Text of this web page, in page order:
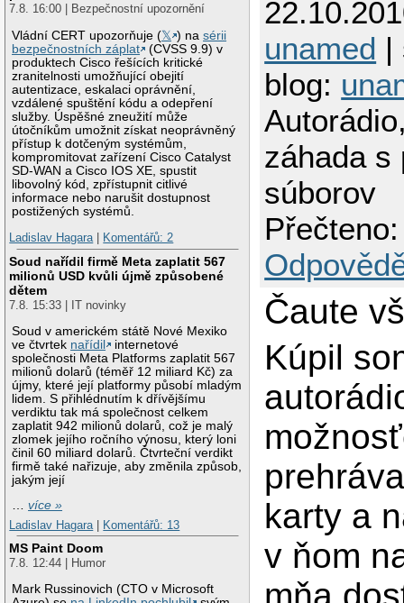
7.8. 16:00 | Bezpečnostní upozornění
Vládní CERT upozorňuje (𝕏 ) nasérii
bezpečnostních záplat
(CVSS 9.9) v
produktech Cisco řešících kritické
zranitelnosti umožňující obejití
autentizace, eskalaci oprávnění,
vzdálené spuštění kódu a odepření
služby. Úspěšné zneužití může
útočníkům umožnit získat neoprávněný
přístup k dotčeným systémům,
kompromitovat zařízení Cisco Catalyst
SD-WAN a Cisco IOS XE, spustit
libovolný kód, zpřístupnit citlivé
informace nebo narušit dostupnost
postižených systémů.
Ladislav Hagara| Komentářů: 2
Soud nařídil firmě Meta zaplatit 567
milionů USD kvůli újmě způsobené
dětem
7.8. 15:33 | IT novinky
Soud v americkém státě Nové Mexiko
ve čtvrtek nařídil
internetové
společnosti Meta Platforms zaplatit 567
milionů dolarů (téměř 12 miliard Kč) za
újmy, které její platformy působí mladým
lidem. S přihlédnutím k dřívějšímu
verdiktu tak má společnost celkem
zaplatit 942 milionů dolarů, což je malý
zlomek jejího ročního výnosu, který loni
činil 60 miliard dolarů. Čtvrteční verdikt
firmě také nařizuje, aby změnila způsob,
jakým její
…více »
Ladislav Hagara
Komentářů: 13
MS Paint Doom
7.8. 12:44 | Humor
Mark Russinovich (CTO v Microsoft
unamed |
blog:
záhada s
súborov
Čaute
Kúpil
karty a
v ňom
mňa